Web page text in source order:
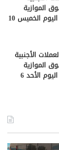
الموازية
والبنوك السودانية في تعاملات اليوم الخميس 10
الأجنبية
الموازية
والبنوك السودانية في تعاملات اليوم الأحد 6